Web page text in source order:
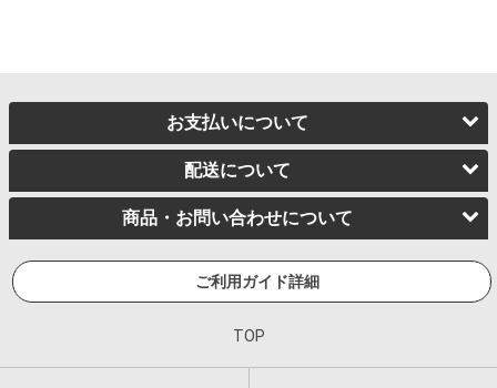
お支払いについて
配送について
商品・お問い合わせについて
ご利用ガイド詳細
TOP